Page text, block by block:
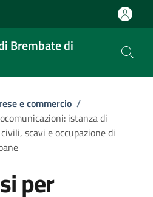
Brembate di
e commercio /
istanza di
scavi e occupazione di
per